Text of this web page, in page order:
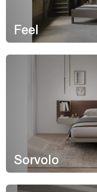
Feel
Sorvolo